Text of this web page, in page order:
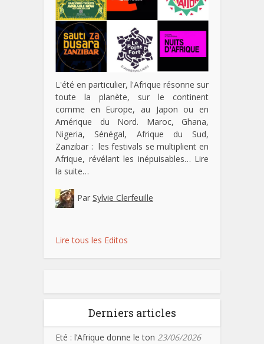
L'été en particulier, l'Afrique résonne sur
toute la planète, sur le continent
comme en Europe, au Japon ou en
Amérique du Nord. Maroc, Ghana,
Nigeria, Sénégal, Afrique du Sud,
Zanzibar : les festivals se multiplient en
Afrique, révélant les inépuisables… Lire
la suite…
Par Sylvie Clerfeuille
Lire tous les Editos
Derniers articles
Eté : l’Afrique donne le ton 23/06/2026